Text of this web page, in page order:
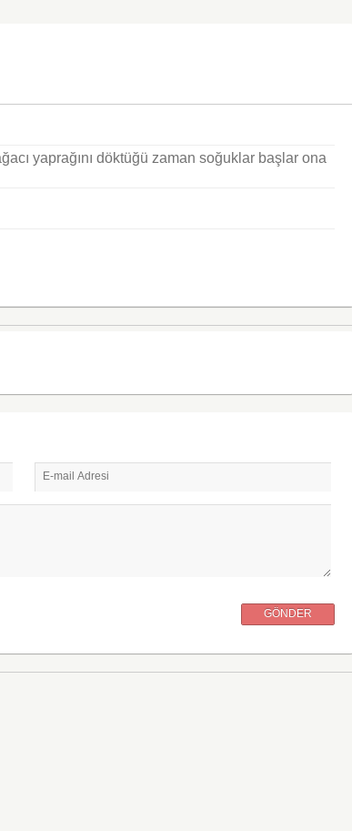
yaprağını döktüğü zaman soğuklar başlar ona
E-mail Adresi
GÖNDER